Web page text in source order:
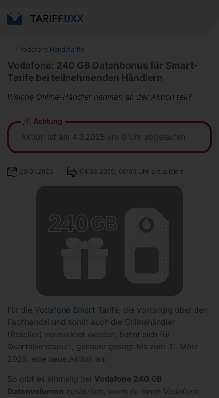
‹ Vodafone Handytarife
Vodafone: 240 GB Datenbonus für Smart-
Tarife bei teilnehmenden Händlern
Welche Online-Händler nehmen an der Aktion teil?
Achtung
Aktion ist am 4.3.2025 um 0 Uhr abgelaufen
29.01.2025 04.03.2025, 00:00 Uhr aktualisiert
Für die Vodafone Smart Tarife, die vorrangig über den
Fachhandel und somit auch die Onlinehändler
(Reseller) vermarktet werden, bahnt sich für
Quartalsendspurt, genauer gesagt bis zum 31. März
2025, eine neue Aktion an:
So gibt es einmalig bei Vodafone 240 GB
Datenvolumen zusätzlich, wenn du einen Vodafone